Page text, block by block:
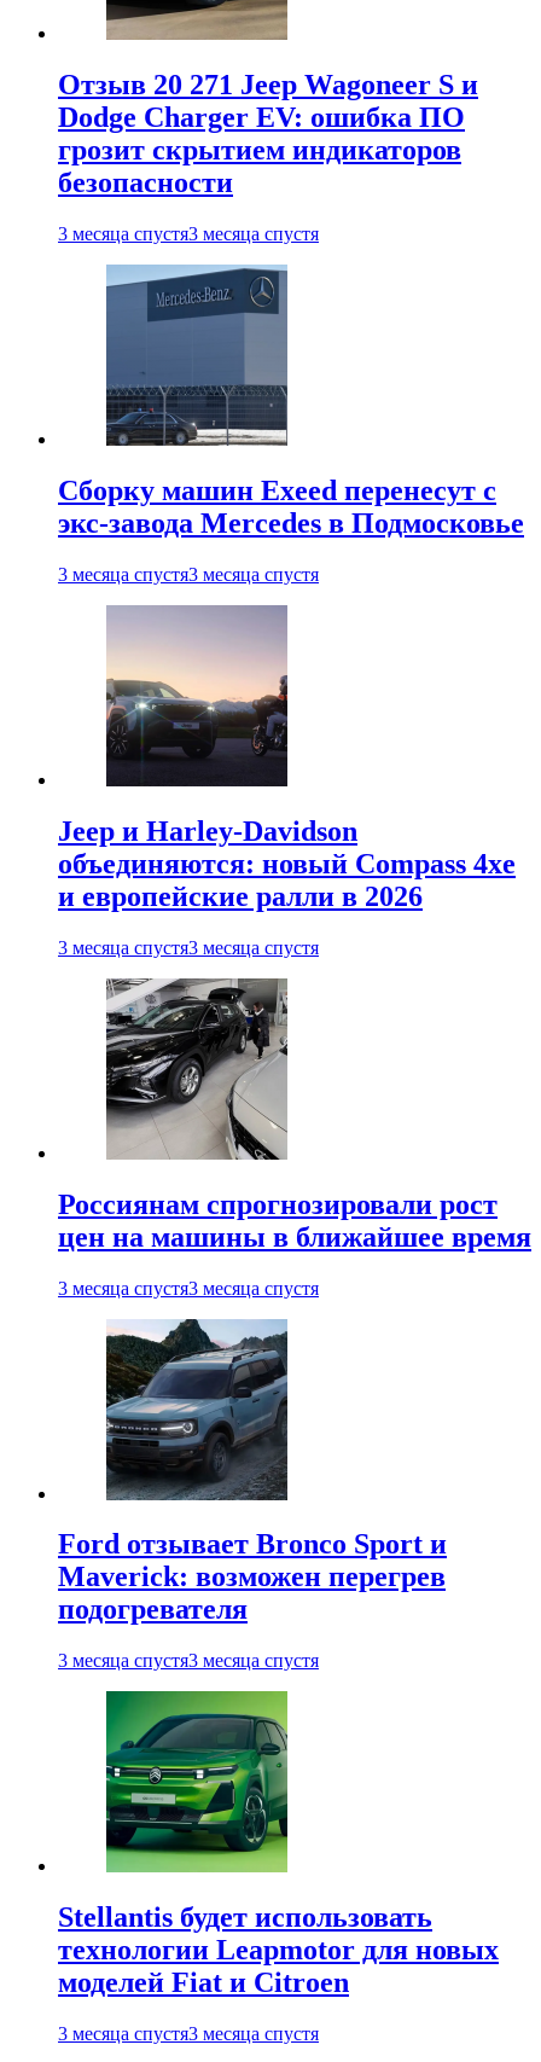
Отзыв 20 271 Jeep Wagoneer S и
Dodge Charger EV: ошибка ПО
грозит скрытием индикаторов
безопасности
3 месяца спустя3 месяца спустя
Сборку машин Exeed перенесут с
экс-завода Mercedes в Подмосковье
3 месяца спустя3 месяца спустя
Jeep и Harley-Davidson
объединяются: новый Compass 4xe
и европейские ралли в 2026
3 месяца спустя3 месяца спустя
Россиянам спрогнозировали рост
цен на машины в ближайшее время
3 месяца спустя3 месяца спустя
Ford отзывает Bronco Sport и
Maverick: возможен перегрев
подогревателя
3 месяца спустя3 месяца спустя
Stellantis будет использовать
технологии Leapmotor для новых
моделей Fiat и Citroen
3 месяца спустя3 месяца спустя